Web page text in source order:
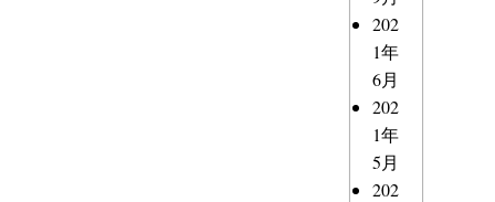
202
1年
6月
202
1年
5月
202